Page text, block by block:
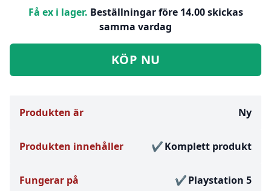
Få ex i lager. Beställningar före 14.00 skickas
samma vardag
KÖP NU
Produkten är Ny
Produkten innehåller Komplett produkt
Fungerar på Playstation 5